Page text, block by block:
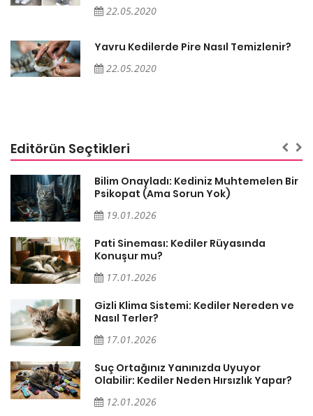
22.05.2020
Yavru Kedilerde Pire Nasıl Temizlenir?
22.05.2020
Editörün Seçtikleri
Bilim Onayladı: Kediniz Muhtemelen Bir
Psikopat (Ama Sorun Yok)
19.01.2026
Pati Sineması: Kediler Rüyasında
Konuşur mu?
17.01.2026
Gizli Klima Sistemi: Kediler Nereden ve
Nasıl Terler?
17.01.2026
Suç Ortağınız Yanınızda Uyuyor
Olabilir: Kediler Neden Hırsızlık Yapar?
12.01.2026